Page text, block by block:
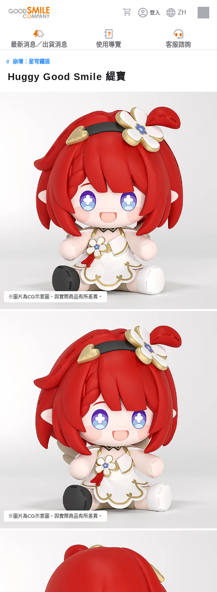
登入 ZH
人才招募
最新消息／出貨消息 使用導覽 客服諮詢
崩壞：星穹鐵道
Huggy Good Smile 緹寶
※圖片為CG示意圖，與實際商品有所差異。
※圖片為CG示意圖，與實際商品有所差異。